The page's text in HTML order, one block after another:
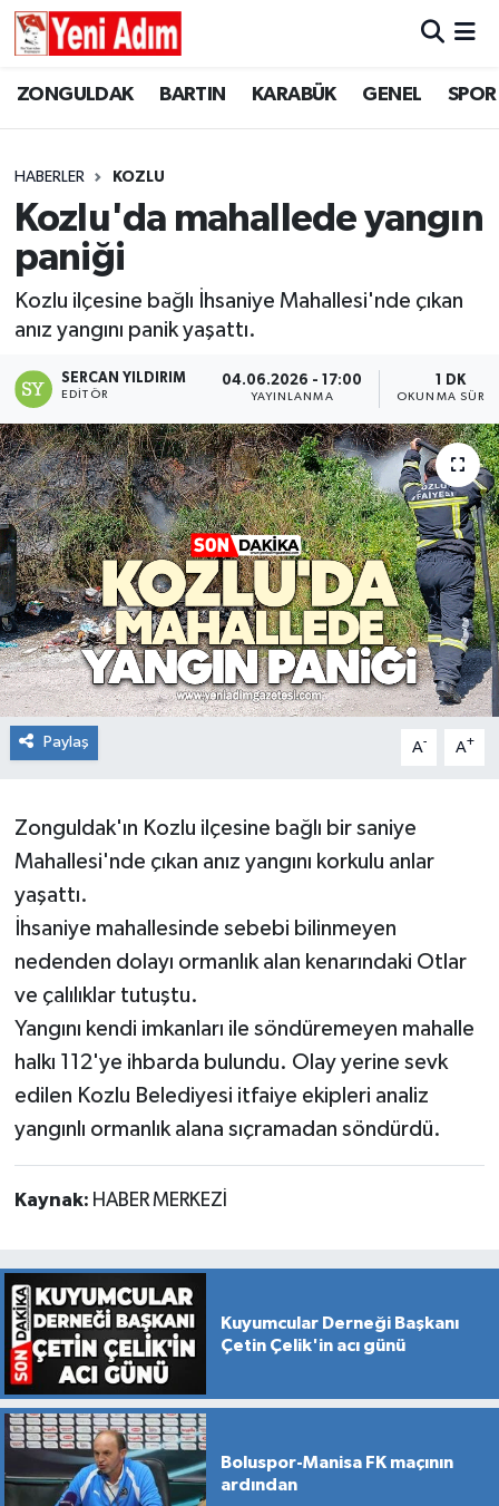
ZONGULDAK BARTIN KARABÜK GENEL SPOR
HABERLER KOZLU
Kozlu'da mahallede yangın
paniği
Kozlu ilçesine bağlı İhsaniye Mahallesi'nde çıkan
anız yangını panik yaşattı.
SERCAN YILDIRIM
EDITÖR
04.06.2026 - 17:00
YAYINLANMA
1 DK
OKUNMA
Paylaş A- A+
Zonguldak'ın Kozlu ilçesine bağlı bir saniye
Mahallesi'nde çıkan anız yangını korkulu anlar
yaşattı.
İhsaniye mahallesinde sebebi bilinmeyen
nedenden dolayı ormanlık alan kenarındaki Otlar
ve çalılıklar tutuştu.
Yangını kendi imkanları ile söndüremeyen mahalle
halkı 112'ye ihbarda bulundu. Olay yerine sevk
edilen Kozlu Belediyesi itfaiye ekipleri analiz
yangınlı ormanlık alana sıçramadan söndürdü.
Kaynak: HABER MERKEZİ
Kuyumcular Derneği Başkanı
Çetin Çelik'in acı günü
Boluspor-Manisa FK maçının
ardından
ZONGULDAK
GÜNCEL
SİYASET
RESMİ İLAN
ZONGULDAK
GENEL
SPOR
SİYASET
SAĞLIK
GÜNCEL
RESMİ İLAN
Künye
Zonguldak Hava Durumu
Tüm Manşetler
Son Dakika Haberleri
Haber Arşivi